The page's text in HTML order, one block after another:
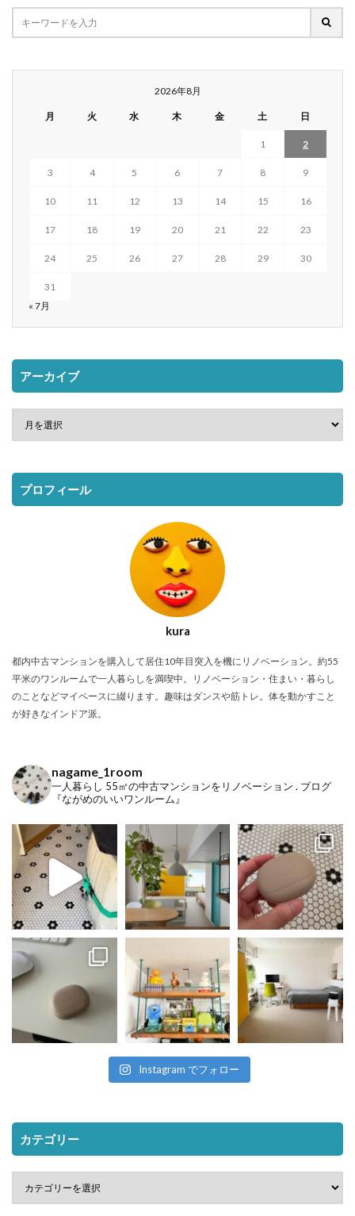
2026年8月
月 火 水 木 金 土 日
1 2
3 4 5 6 7 8 9
10 11 12 13 14 15 16
17 18 19 20 21 22 23
24 25 26 27 28 29 30
31
« 7月
アーカイブ
プロフィール
kura
都内中古マンションを購入して居住10年目突入を機にリノベーション。約55
平米のワンルームで一人暮らしを満喫中。リノベーション・住まい・暮らし
のことなどマイペースに綴ります。趣味はダンスや筋トレ。体を動かすこと
が好きなインドア派。
nagame_1room
一人暮らし 55㎡の中古マンションをリノベーション . ブログ
『ながめのいいワンルーム』
Instagram でフォロー
カテゴリー